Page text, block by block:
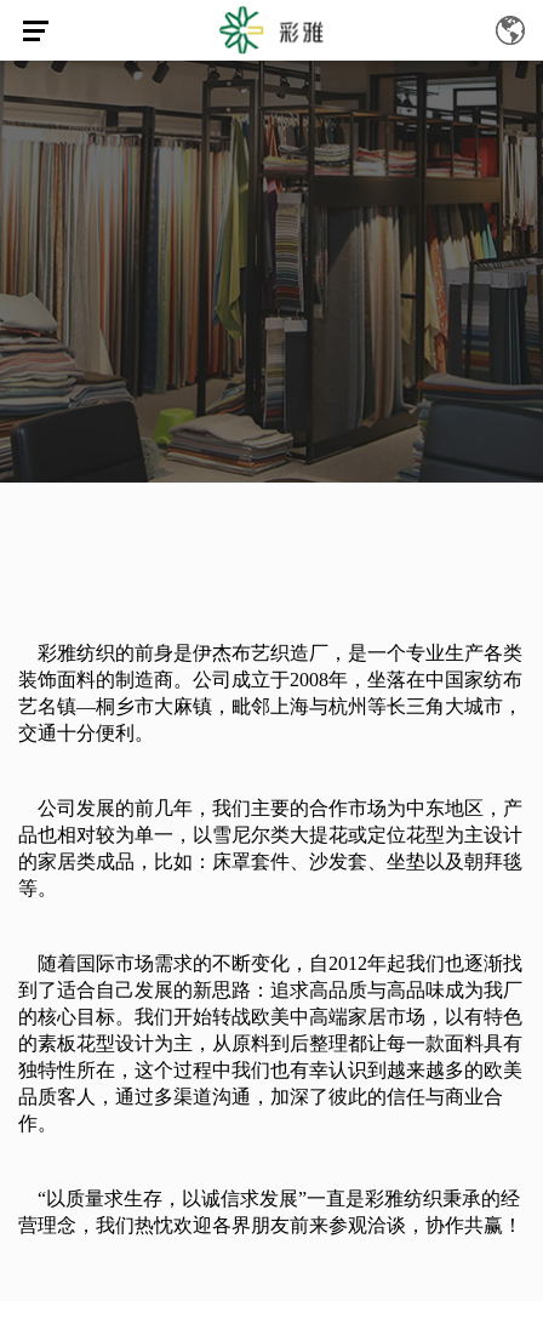
彩雅纺织的前身是伊杰布艺织造厂，是一个专业生产各类
装饰面料的制造商。公司成立于2008年，坐落在中国家纺布
艺名镇—桐乡市大麻镇，毗邻上海与杭州等长三角大城市，
交通十分便利。
公司发展的前几年，我们主要的合作市场为中东地区，产
品也相对较为单一，以雪尼尔类大提花或定位花型为主设计
的家居类成品，比如：床罩套件、沙发套、坐垫以及朝拜毯
等。
随着国际市场需求的不断变化，自2012年起我们也逐渐找
到了适合自己发展的新思路：追求高品质与高品味成为我厂
的核心目标。我们开始转战欧美中高端家居市场，以有特色
的素板花型设计为主，从原料到后整理都让每一款面料具有
独特性所在，这个过程中我们也有幸认识到越来越多的欧美
品质客人，通过多渠道沟通，加深了彼此的信任与商业合
作。
“以质量求生存，以诚信求发展”一直是彩雅纺织秉承的经
营理念，我们热忱欢迎各界朋友前来参观洽谈，协作共赢！